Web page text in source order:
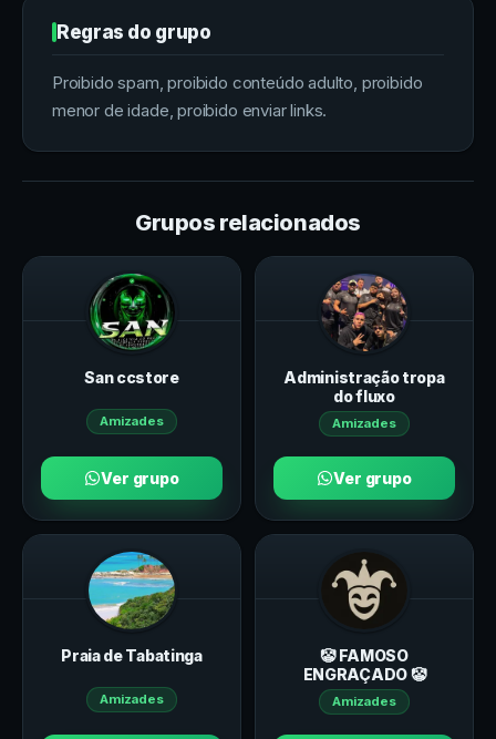
Regras do grupo
Proibido spam, proibido conteúdo adulto, proibido
menor de idade, proibido enviar links.
Grupos relacionados
San ccstore
Amizades
Ver grupo
Administração tropa
do fluxo
Amizades
Ver grupo
Praia de Tabatinga
Amizades
🤡 FAMOSO
ENGRAÇADO 🤡
Amizades